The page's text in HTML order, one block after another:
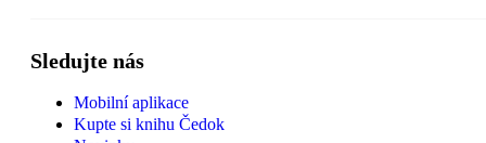
Sledujte nás
Mobilní aplikace
Kupte si knihu Čedok